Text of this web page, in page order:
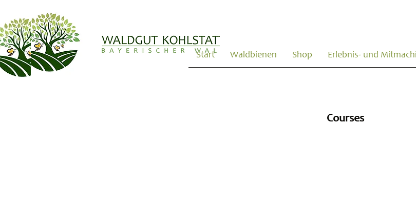
Start Waldbienen Shop Erlebnis- und
Courses